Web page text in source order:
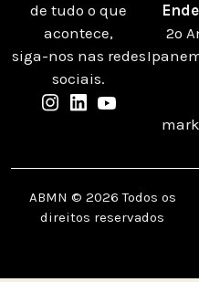
de tudo o que
acontece,
siga-nos nas redes
sociais.
2º
ABMN © 2026 Todos os
direitos reservados